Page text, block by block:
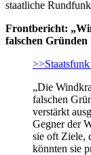
staatliche
Frontbericht:
falschen
„Die
falschen
verstärkt
Gegner der
sie oft Ziele,
könnten sie